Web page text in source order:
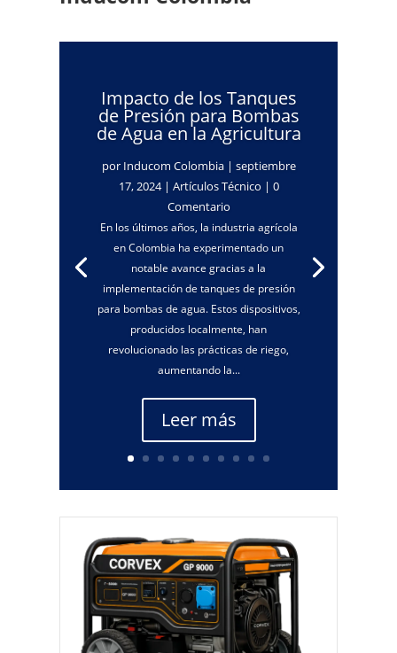
Impacto de los Tanques
de Presión para Bombas
de Agua en la Agricultura
por Inducom Colombia| septiembre
17, 2024| Artículos Técnico | 0
Comentario
En los últimos años, la industria agrícola
en Colombia ha experimentado un
notable avance gracias a la
implementación de tanques de presión
para bombas de agua. Estos dispositivos,
producidos localmente, han
revolucionado las prácticas de riego,
aumentando la...
Leer más